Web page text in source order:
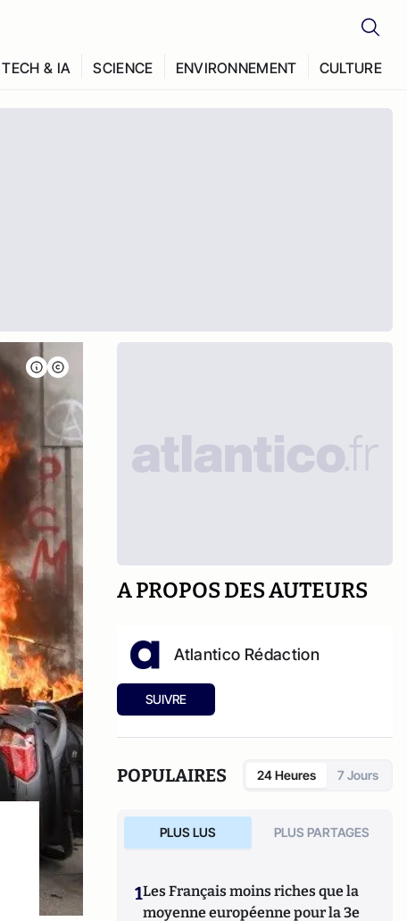
TECH & IA SCIENCE ENVIRONNEMENT CULTURE
A PROPOS DES AUTEURS
Atlantico Rédaction
SUIVRE
POPULAIRES 24 Heures 7 Jours
PLUS LUS PLUS PARTAGES
1Les Français moins riches que la
moyenne européenne pour la 3e